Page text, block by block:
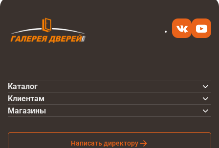
Каталог
Клиентам
Написать директору
Магазины